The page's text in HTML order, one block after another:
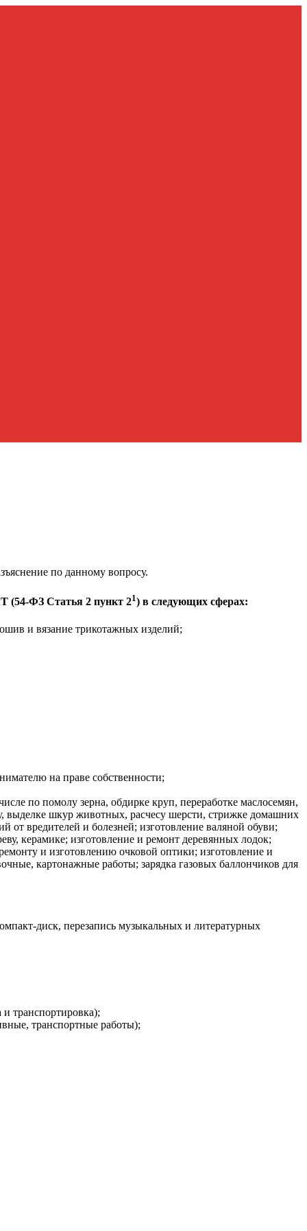
по данному вопросу.
(54-ФЗ Статья 2 пункт 21) в следующих сферах:
и вязание трикотажных изделий;
на праве собственности;
по помолу зерна, обдирке круп, переработке маслосемян,
выделке шкур животных, расчесу шерсти, стрижке домашних
вредителей и болезней; изготовление валяной обуви;
керамике; изготовление и ремонт деревянных лодок;
и изготовлению очковой оптики; изготовление и
картонажные работы; зарядка газовых баллончиков для
диск, перезапись музыкальных и литературных
транспортировка);
транспортные работы);